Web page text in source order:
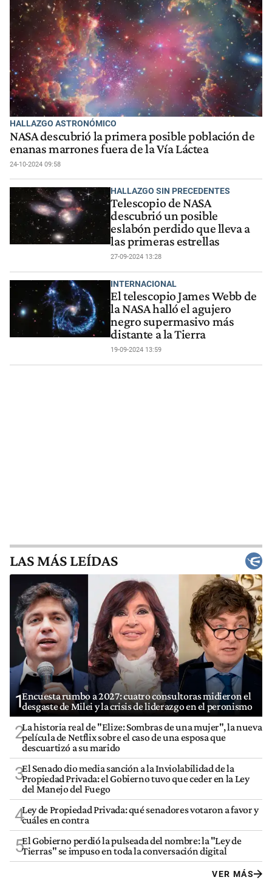
HALLAZGO ASTRONÓMICO
NASA descubrió la primera posible población de
enanas marrones fuera de la Vía Láctea
24-10-2024 09:58
HALLAZGO SIN PRECEDENTES
Telescopio de NASA
descubrió un posible
eslabón perdido que lleva a
las primeras estrellas
27-09-2024 13:28
INTERNACIONAL
El telescopio James Webb de
la NASA halló el agujero
negro supermasivo más
distante a la Tierra
19-09-2024 13:59
LAS MÁS LEÍDAS
1Encuesta rumbo a 2027: cuatro consultoras midieron el
desgaste de Milei y la crisis de liderazgo en el peronismo
2La historia real de "Elize: Sombras de una mujer", la nueva
película de Netflix sobre el caso de una esposa que
descuartizó a su marido
3El Senado dio media sanción a la Inviolabilidad de la
Propiedad Privada: el Gobierno tuvo que ceder en la Ley
del Manejo del Fuego
4Ley de Propiedad Privada: qué senadores votaron a favor y
cuáles en contra
5El Gobierno perdió la pulseada del nombre: la "Ley de
Tierras" se impuso en toda la conversación digital
VER MÁS